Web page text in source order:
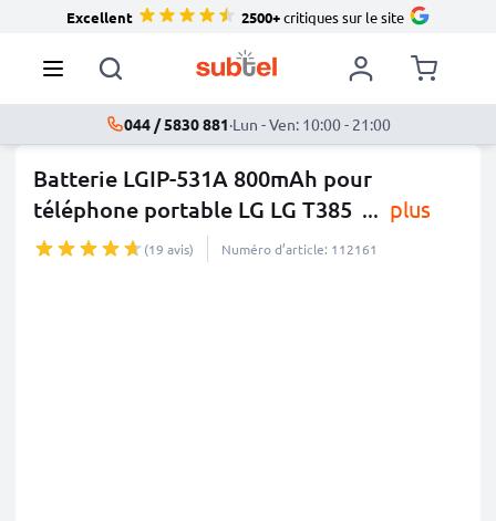
Excellent 2500+critiques sur le site
044 / 5830 881·Lun - Ven: 10:00 - 21:00
Batterie LGIP-531A 800mAh pour
téléphone portable LG LG T385 ... plus
(19 avis) Numéro d’article: 112161